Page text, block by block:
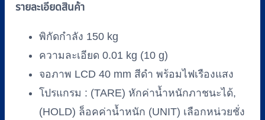
ADAM
WFK-
รายละเอียดสินค้า
พิกัดกำลัง 150 kg
ความละเอียด 0.01 kg (10 g)
จอภาพ LCD 40 mm สีดำ พร้อมไฟเรืองแสง
โปรแกรม : (TARE) หักค่าน้ำหนักภาชนะได้,
(HOLD) ล็อคค่าน้ำหนัก (UNIT) เลือกหน่วยชั่ง